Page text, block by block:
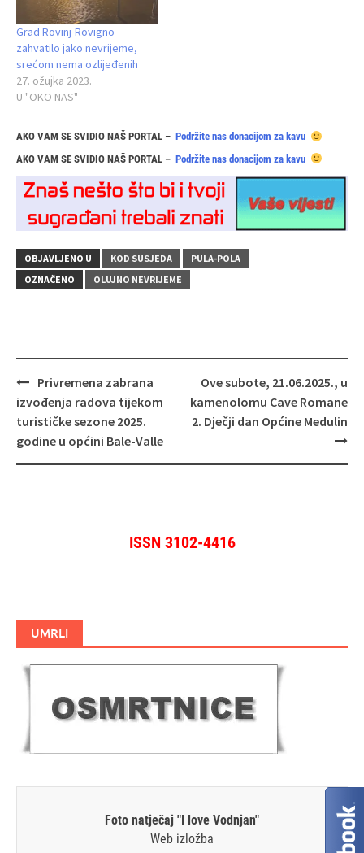
Grad Rovinj-Rovigno
zahvatilo jako nevrijeme,
srećom nema ozlijeđenih
27. ožujka 2023.
U "OKO NAS"
AKO VAM SE SVIDIO NAŠ PORTAL – Podržite nas donacijom za kavu
AKO VAM SE SVIDIO NAŠ PORTAL – Podržite nas donacijom za kavu
OBJAVLJENO U KOD SUSJEDA
PULA-POLA
OZNAČENO
OLUJNO NEVRIJEME
Navigacija
objava
Privremena zabrana
izvođenja radova tijekom
turističke sezone 2025.
godine u općini Bale-Valle
Ove subote, 21.06.2025., u
kamenolomu Cave Romane
2. Dječji dan Općine Medulin
ISSN 3102-4416
UMRLI
Foto natječaj "I love Vodnjan"
Web izložba